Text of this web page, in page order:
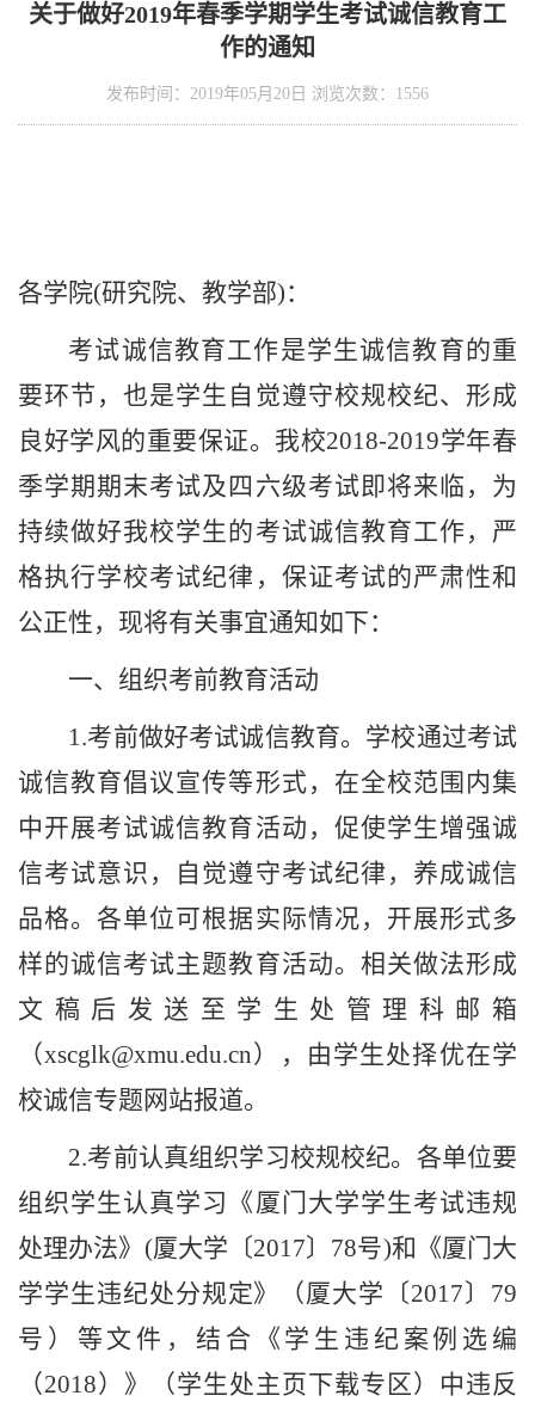
关于做好2019年春季学期学生考试诚信教育工
作的通知
发布时间：2019年05月20日 浏览次数： 1556
各学院(研究院、教学部)：
考试诚信教育工作是学生诚信教育的重
要环节，也是学生自觉遵守校规校纪、形成
良好学风的重要保证。我校2018-2019学年春
季学期期末考试及四六级考试即将来临，为
持续做好我校学生的考试诚信教育工作，严
格执行学校考试纪律，保证考试的严肃性和
公正性，现将有关事宜通知如下：
一、组织考前教育活动
1.考前做好考试诚信教育。学校通过考试
诚信教育倡议宣传等形式，在全校范围内集
中开展考试诚信教育活动，促使学生增强诚
信考试意识，自觉遵守考试纪律，养成诚信
品格。各单位可根据实际情况，开展形式多
样的诚信考试主题教育活动。相关做法形成
文稿后发送至学生处管理科邮箱
（xscglk@xmu.edu.cn），由学生处择优在学
校诚信专题网站报道。
2.考前认真组织学习校规校纪。各单位要
组织学生认真学习《厦门大学学生考试违规
处理办法》 (厦大学〔2017〕 78号)和《厦门大
学学生违纪处分规定》（厦大学〔2017〕 79
号）等文件，结合《学生违纪案例选编
（2018）》（学生处主页下载专区）中违反